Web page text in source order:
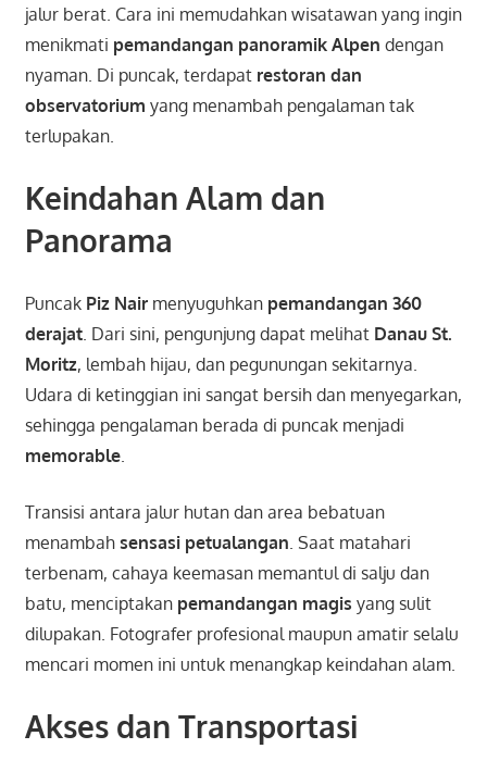
jalur berat. Cara ini memudahkan wisatawan yang ingin
menikmati pemandangan panoramik Alpen dengan
nyaman. Di puncak, terdapat restoran dan
observatorium yang menambah pengalaman tak
terlupakan.
Keindahan Alam dan
Panorama
Puncak Piz Nairmenyuguhkan pemandangan 360
derajat. Dari sini, pengunjung dapat melihat Danau St.
Moritz, lembah hijau, dan pegunungan sekitarnya.
Udara di ketinggian ini sangat bersih dan menyegarkan,
sehingga pengalaman berada di puncak menjadi
memorable.
Transisi antara jalur hutan dan area bebatuan
menambah sensasi petualangan . Saat matahari
terbenam, cahaya keemasan memantul di salju dan
batu, menciptakan pemandangan magis yang sulit
dilupakan. Fotografer profesional maupun amatir selalu
mencari momen ini untuk menangkap keindahan alam.
Akses dan Transportasi